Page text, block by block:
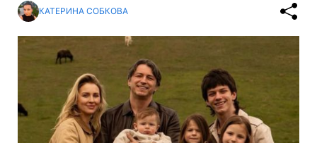
КАТЕРИНА СОБКОВА